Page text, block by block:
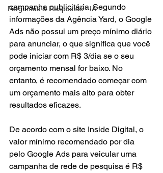
Perguntas & Respostas - IA
campanha publicitária. Segundo
informações da Agência Yard, o Google
Ads não possui um preço mínimo diário
para anunciar, o que significa que você
pode iniciar com R$ 3/dia se o seu
orçamento mensal for baixo. No
entanto, é recomendado começar com
um orçamento mais alto para obter
resultados eficazes.
De acordo com o site Inside Digital, o
valor mínimo recomendado por dia
pelo Google Ads para veicular uma
campanha de rede de pesquisa é R$